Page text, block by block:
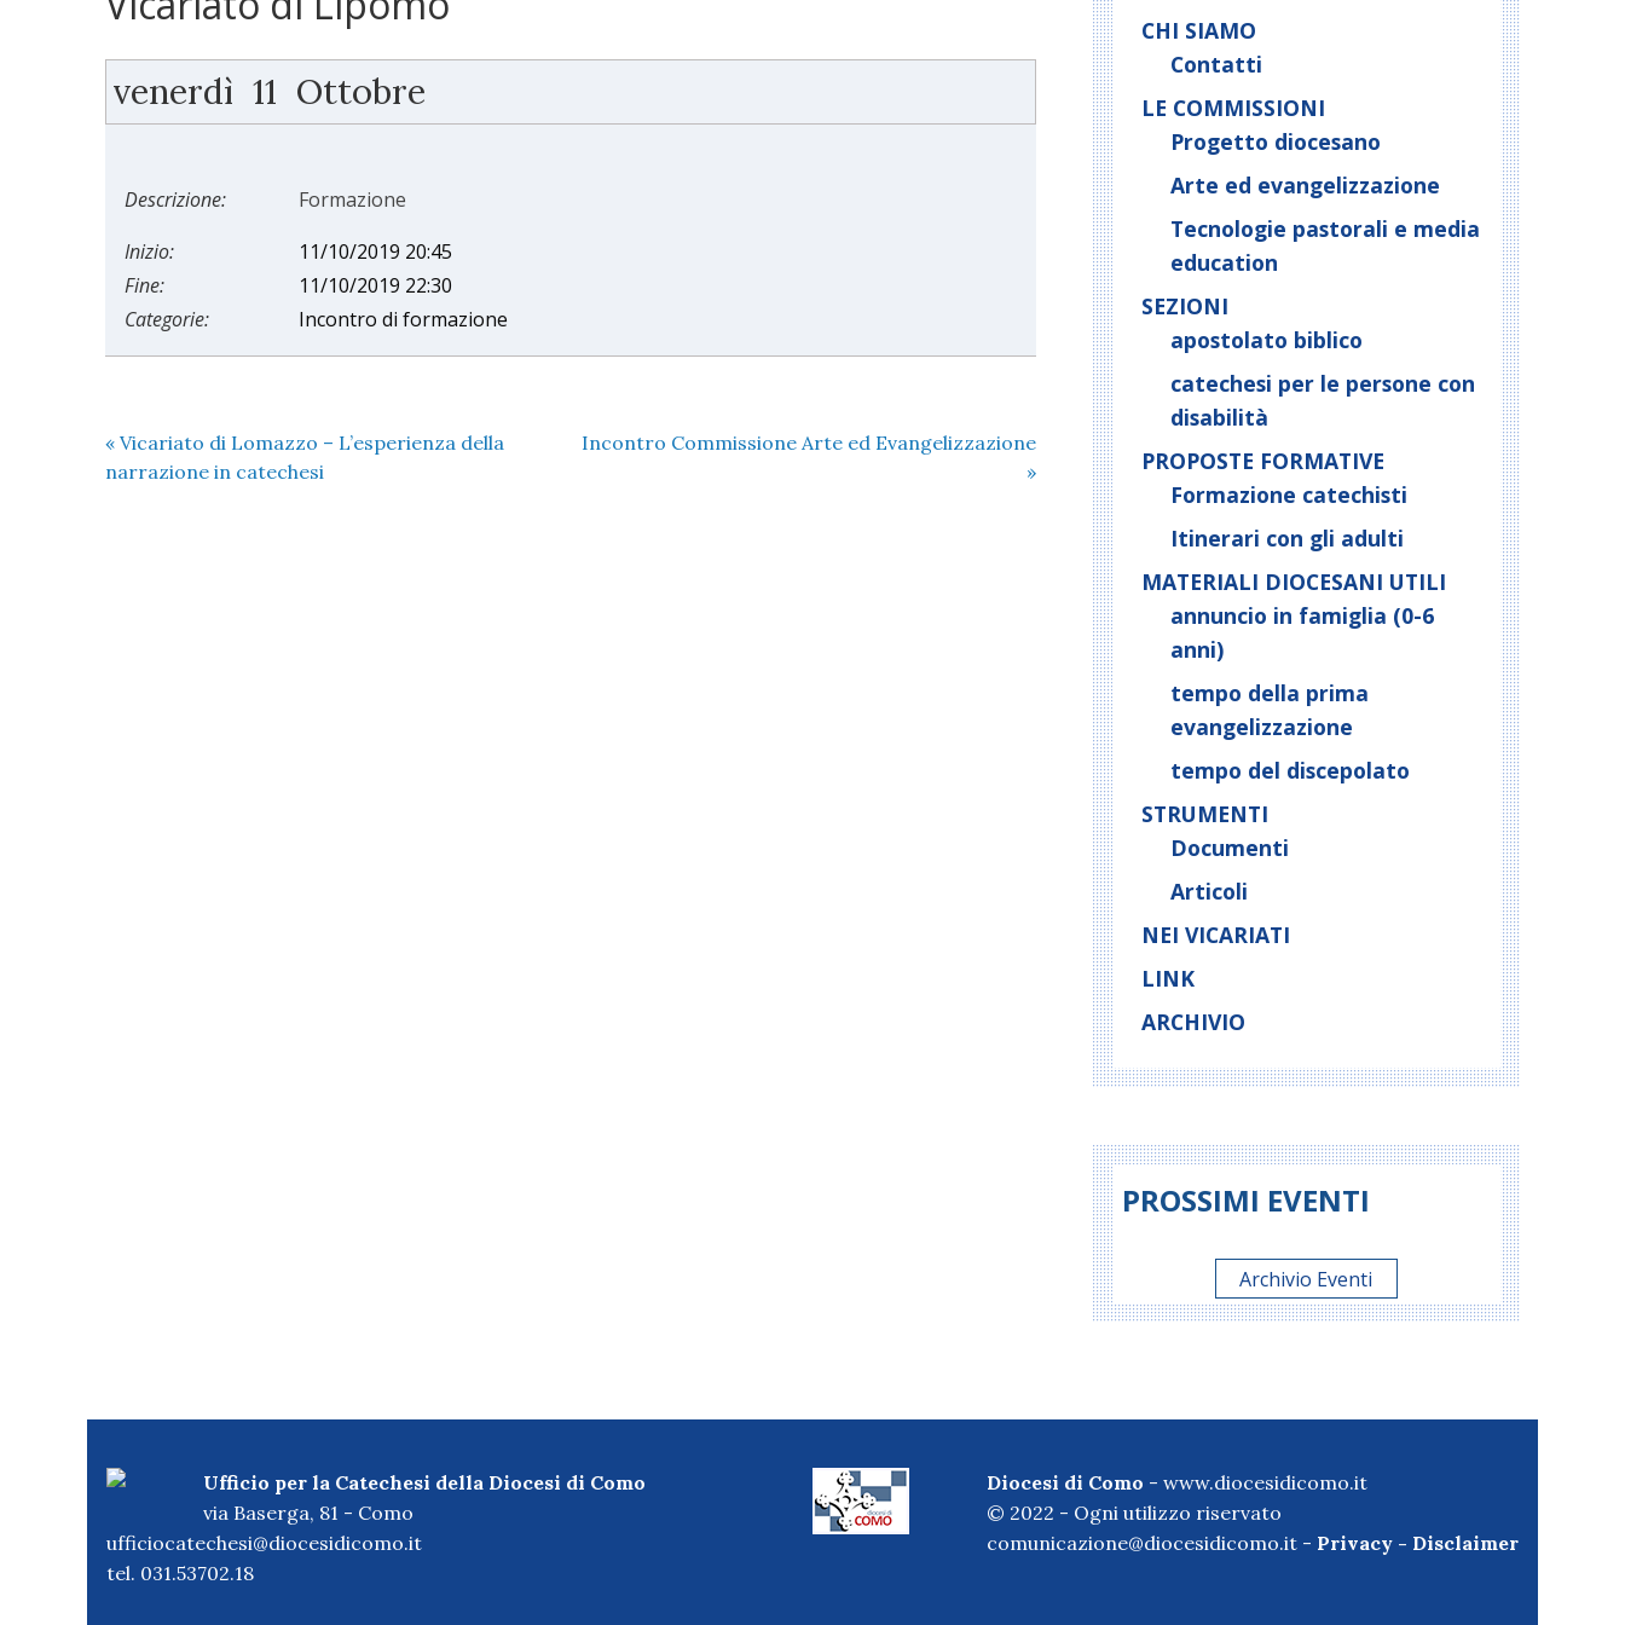
venerdì 11 Ottobre
Descrizione:
Formazione
Inizio:
11/10/2019 20:45
Fine:
11/10/2019 22:30
Categorie:
Incontro di formazione
« Vicariato di Lomazzo – L’esperienza della
narrazione in catechesi
Incontro Commissione Arte ed Evangelizzazione
»
CHI SIAMO
Contatti
LE COMMISSIONI
Progetto diocesano
Arte ed evangelizzazione
Tecnologie pastorali e media
education
SEZIONI
apostolato biblico
catechesi per le persone con
disabilità
PROPOSTE FORMATIVE
Formazione catechisti
Itinerari con gli adulti
MATERIALI DIOCESANI UTILI
annuncio in famiglia (0-6
anni)
tempo della prima
evangelizzazione
tempo del discepolato
STRUMENTI
Documenti
Articoli
NEI VICARIATI
LINK
ARCHIVIO
PROSSIMI EVENTI
Archivio Eventi
Ufficio per la Catechesi della Diocesi di Como
via Baserga, 81 - Como
ufficiocatechesi@diocesidicomo.it
tel. 031.53702.18
Diocesi di Como - www.diocesidicomo.it
© 2022 - Ogni utilizzo riservato
comunicazione@diocesidicomo.it - Privacy - Disclaimer